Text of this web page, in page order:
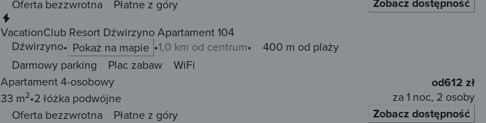
Oferta bezzwrotna
Płatne z góry
Zobacz dostępność
VacationClub Resort Dźwirzyno Apartament 104
Dźwirzyno
Pokaż na mapie 1,0 km od centrum
400 m od plaży
Darmowy parking
Plac zabaw
WiFi
Apartament 4-osobowy
33 m2 2 łóżka podwójne
Oferta bezzwrotna
Płatne z góry
od612 zł
za 1 noc, 2 osoby
Zobacz dostępność